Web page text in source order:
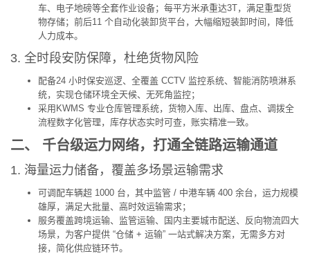
车、电子地磅等全套作业设备；每平方米承重达3T，满足重型货
物存储；前后11 个自动化装卸货平台，大幅缩短装卸时间，降低
人力成本。
3. 全时段安防保障，杜绝货物风险
配备24 小时保安巡逻、全覆盖 CCTV 监控系统、智能消防喷淋系
统，实现仓储环境全天候、无死角监控；
采用KWMS 专业仓库管理系统，货物入库、出库、盘点、调拨全
流程数字化管理，库存状态实时可查，账实精准一致。
二、 千台级运力网络，打通全链路运输通道
1. 海量运力储备，覆盖多场景运输需求
可调配车辆超 1000 台，其中监管 / 中港车辆 400 余台，运力规模
雄厚，满足大批量、高时效运输需求；
服务覆盖跨境运输、监管运输、国内主要城市配送、反向物流四大
场景，为客户提供 “仓储 + 运输” 一站式解决方案，无需多方对
接，简化供应链环节。